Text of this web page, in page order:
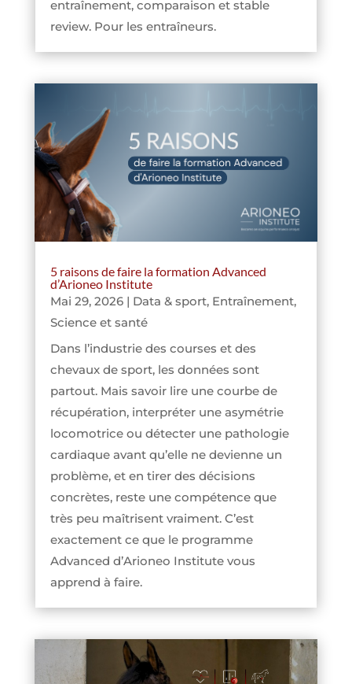
entraînement, comparaison et stable
review. Pour les entraîneurs.
5 raisons de faire la formation Advanced
d’Arioneo Institute
Mai 29, 2026| Data & sport, Entraînement,
Science et santé
Dans l’industrie des courses et des
chevaux de sport, les données sont
partout. Mais savoir lire une courbe de
récupération, interpréter une asymétrie
locomotrice ou détecter une pathologie
cardiaque avant qu’elle ne devienne un
problème, et en tirer des décisions
concrètes, reste une compétence que
très peu maîtrisent vraiment. C’est
exactement ce que le programme
Advanced d’Arioneo Institute vous
apprend à faire.